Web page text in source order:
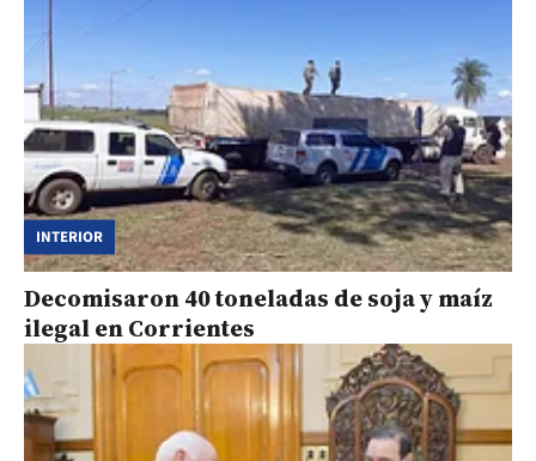
INTERIOR
Decomisaron 40 toneladas de soja y maíz
ilegal en Corrientes